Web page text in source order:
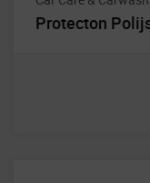
Protecton